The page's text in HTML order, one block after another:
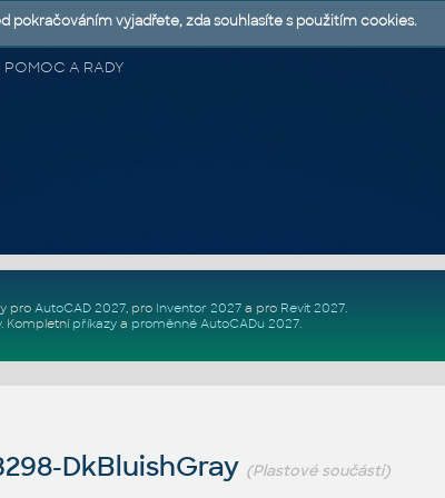
POMOC A RADY
pro AutoCAD 2027, pro Inventor 2027a pro Revit 2027.
. Kompletní příkazya proměnné AutoCADu 2027.
DkBluishGray (Plastové součásti)
pokračováním vyjadřete, zda souhlasíte s použitím cookies.